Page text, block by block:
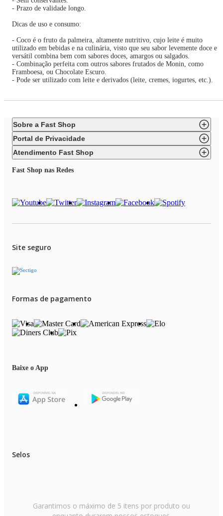
- Prazo de validade longo.
Dicas de uso e consumo:
- Coco é o fruto da palmeira, altamente nutritivo, cujo leite é muito
utilizado em bebidas e na culinária, visto que seu sabor levemente doce e
versátil combina bem com sabores doces, amargos ou salgados.
- Combinação perfeita com outros sabores frutados de Monin, como
Framboesa, ou Chocolate Escuro.
- Pode ser utilizado com leite e derivados (leite, cremes, iogurtes, etc.).
Sobre a Fast Shop
Portal de Privacidade
Atendimento Fast Shop
Fast Shop nas Redes
Site seguro
Formas de pagamento
Baixe o App
Selos
Garantimos o máximo de 5 itens por produto ou